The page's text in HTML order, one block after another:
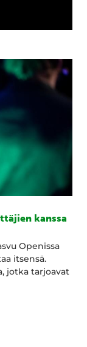
kanssa
Openissa
itsensä.
jotka tarjoavat